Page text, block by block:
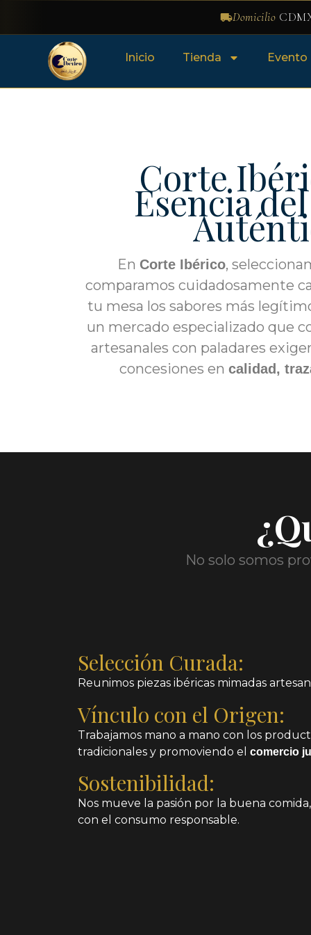
Domicilio
Inicio Tienda Evento
Corte
Esencia
En Corte Ibérico,
comparamos cuidadosamente
tu mesa los sabores más
un mercado especializado que
artesanales con paladares
concesiones en calidad,
No solo somos
Selección Curada:
Reunimos piezas ibéricas mimadas
Vínculo con el Origen:
Trabajamos mano a mano con los
tradicionales y promoviendo el comercio
Sostenibilidad:
Nos mueve la pasión por la buena
con el consumo responsable.